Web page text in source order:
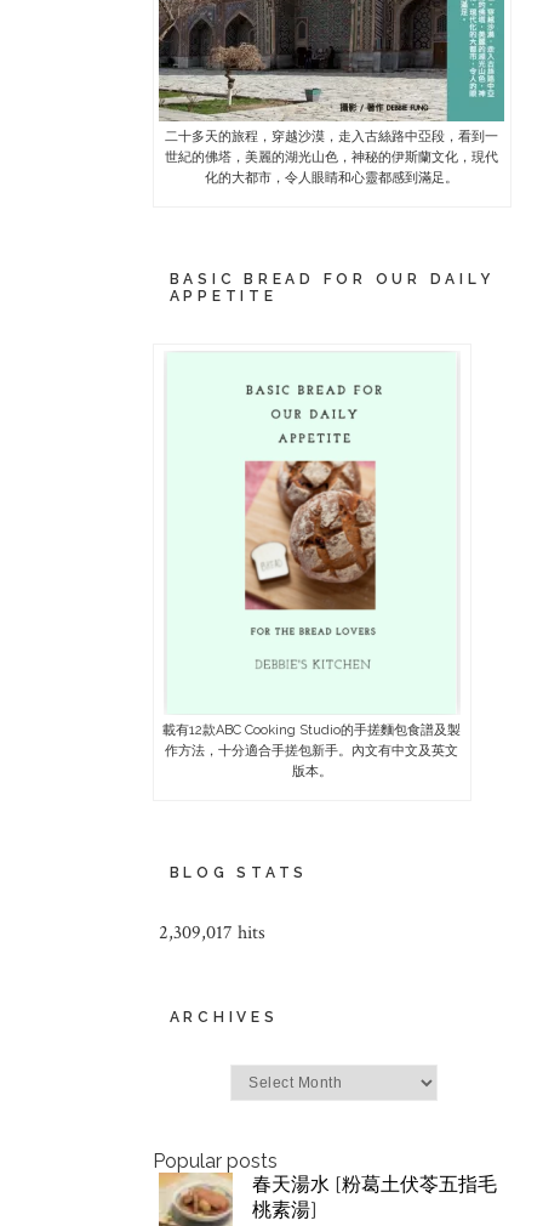
二十多天的旅程，穿越沙漠，走入古絲路中亞段，看到一
世紀的佛塔，美麗的湖光山色，神秘的伊斯蘭文化，現代
化的大都市，令人眼睛和心靈都感到滿足。
BASIC BREAD FOR OUR DAILY
APPETITE
載有12款ABC Cooking Studio的手搓麵包食譜及製
作方法，十分適合手搓包新手。內文有中文及英文
版本。
BLOG STATS
2,309,017 hits
ARCHIVES
Popular posts
春天湯水 [粉葛土伏苓五指毛
桃素湯]